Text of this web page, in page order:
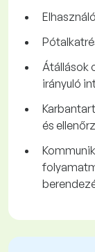
Átállások
irányuló
és